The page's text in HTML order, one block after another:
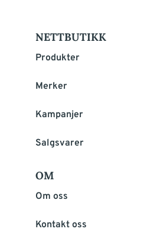
NETTBUTIKK
Produkter
Merker
Kampanjer
Salgsvarer
OM
Om oss
Kontakt oss